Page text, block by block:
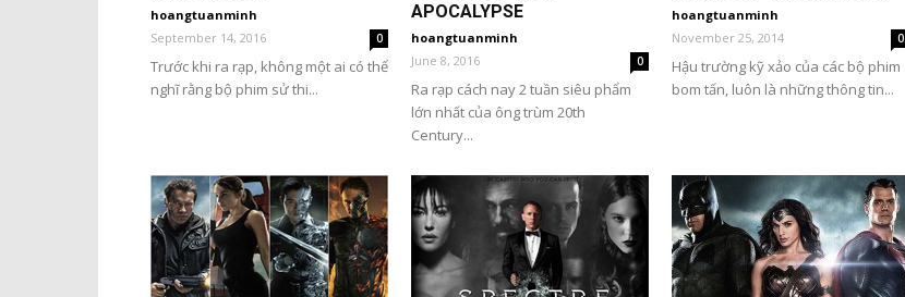
hoangtuanminh
September 14, 2016
0
Trước khi ra rạp, không một ai có thể
nghĩ rằng bộ phim sử thi...
APOCALYPSE
hoangtuanminh
June 8, 2016
0
Ra rạp cách nay 2 tuần siêu phẩm
lớn nhất của ông trùm 20th
Century...
hoangtuanminh
November 25, 2014
0
Hậu trường kỹ xảo của các bộ phim
bom tấn, luôn là những thông tin...